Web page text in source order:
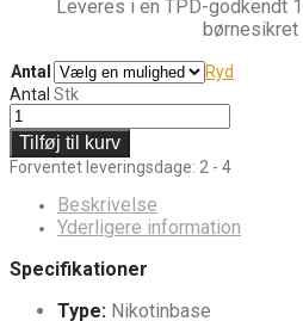
Leveres i en TPD-godkendt
børnesikret
Antal
Ryd
Antal Stk
Tilføj til kurv
Forventet leveringsdage: 2 - 4
Beskrivelse
Yderligere information
Specifikationer
Type: Nikotinbase